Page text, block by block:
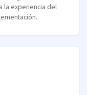
la experiencia del